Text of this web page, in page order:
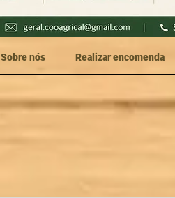
Sobre nós Realizar encomenda